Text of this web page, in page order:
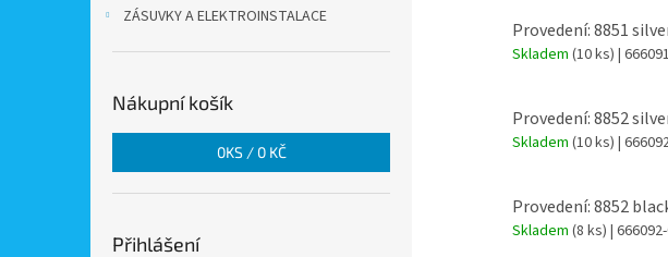
ZÁSUVKY A ELEKTROINSTALACE
Nákupní košík
0KS / 0 KČ
Přihlášení
Provedení: 8851
Skladem (10 ks) | 666091
Provedení: 8852
Skladem (10 ks) |
Provedení: 8852
Skladem (8 ks) |